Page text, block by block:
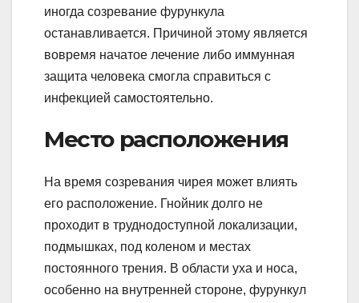
иногда созревание фурункула
останавливается. Причиной этому является
вовремя начатое лечение либо иммунная
защита человека смогла справиться с
инфекцией самостоятельно.
Место расположения
На время созревания чирея может влиять
его расположение. Гнойник долго не
проходит в труднодоступной локализации,
подмышках, под коленом и местах
постоянного трения. В области уха и носа,
особенно на внутренней стороне, фурункул